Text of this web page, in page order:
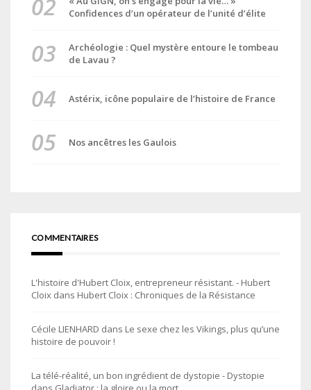
Confidences d’un opérateur de l’unité d’élite
Archéologie : Quel mystère entoure le tombeau
de Lavau ?
Astérix, icône populaire de l’histoire de France
Nos ancêtres les Gaulois
COMMENTAIRES
L'histoire d'Hubert Cloix, entrepreneur résistant. - Hubert
Cloix dans Hubert Cloix : Chroniques de la Résistance
Cécile LIENHARD dans Le sexe chez les Vikings, plus qu’une
histoire de pouvoir !
La télé-réalité, un bon ingrédient de dystopie - Dystopie